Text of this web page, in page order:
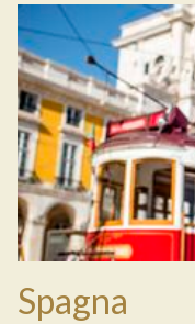
Spagna